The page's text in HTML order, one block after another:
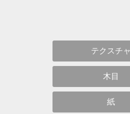
テクスチャ
木目
紙